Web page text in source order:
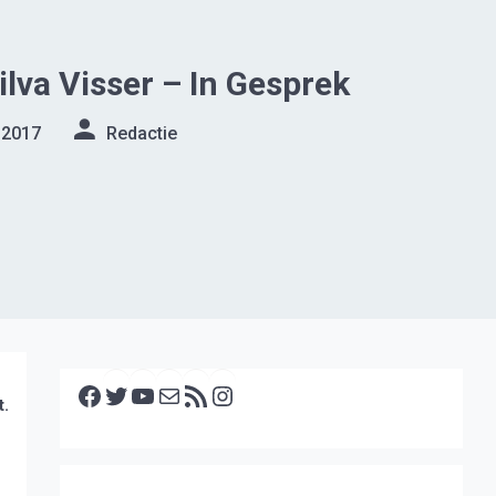
Visser – In Gesprek
Redactie
Facebook Twitter YouTube E-mail RSS feed